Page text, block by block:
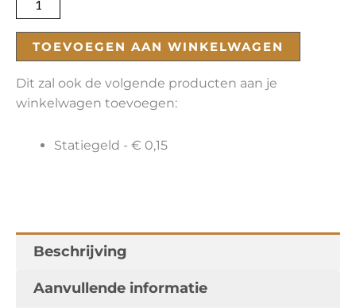
TOEVOEGEN AAN WINKELWAGEN
Dit zal ook de volgende producten aan je
winkelwagen toevoegen:
Statiegeld - € 0,15
Beschrijving
Aanvullende informatie